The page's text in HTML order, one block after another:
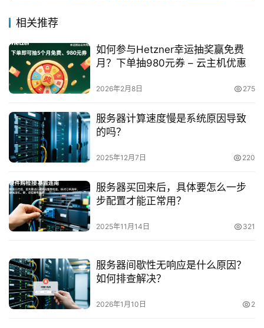
相关推荐
如何参与Hetzner幸运抽奖赢免费
月？下单抽980元券 – 云主机优惠
2026年2月8日 275
服务器计算速度慢是系统原因导致
的吗？
2025年12月7日 220
服务器买回来后，具体要怎么一步
步配置才能正常用？
2025年11月14日 321
服务器间歇性无响应是什么原因？
如何排查解决？
2026年1月10日 2